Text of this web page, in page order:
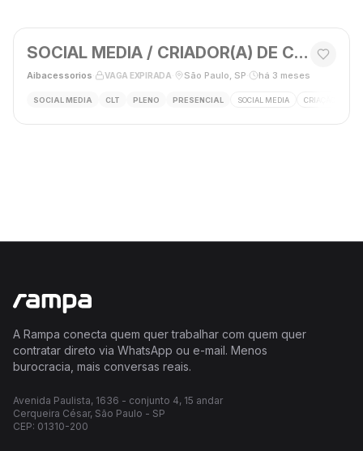
SOCIAL MEDIA / CRIADOR(A) DE CONTEÚDO
Aibacessorios VAGA EXPIRADA São Paulo, SP há 3 meses
SOCIAL MEDIA CLT PLENO PRESENCIAL SOCIAL MEDIA CRIAÇÃO DE
A Rampa conecta quem quer trabalhar com quem quer
contratar direto via WhatsApp ou e-mail. Menos
burocracia, mais conversas reais.
Avenida Paulista, 1636 - conjunto 4, 15 andar
Cerqueira César, São Paulo - SP
CEP: 01310-200